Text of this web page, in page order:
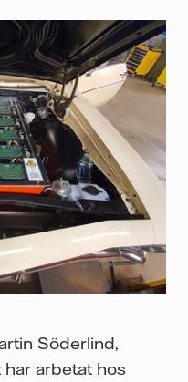
Söderlind,
arbetat hos